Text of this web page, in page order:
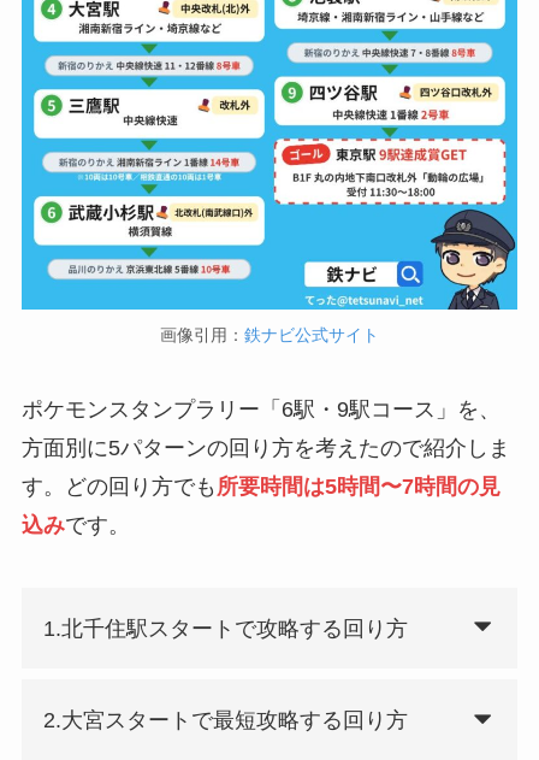
画像引用： 鉄ナビ公式サイト
ポケモンスタンプラリー「6駅・9駅コース」を、
方面別に5パターンの回り方を考えたので紹介しま
す。どの回り方でも 所要時間は5時間〜7時間の見
込みです。
1.北千住駅スタートで攻略する回り方
2.大宮スタートで最短攻略する回り方